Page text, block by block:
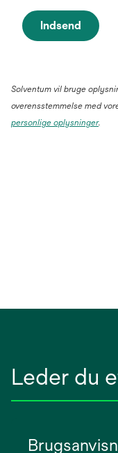
Indsend
Solventum vil bruge
overensstemmelse med
personlige oplysninger.
Leder du